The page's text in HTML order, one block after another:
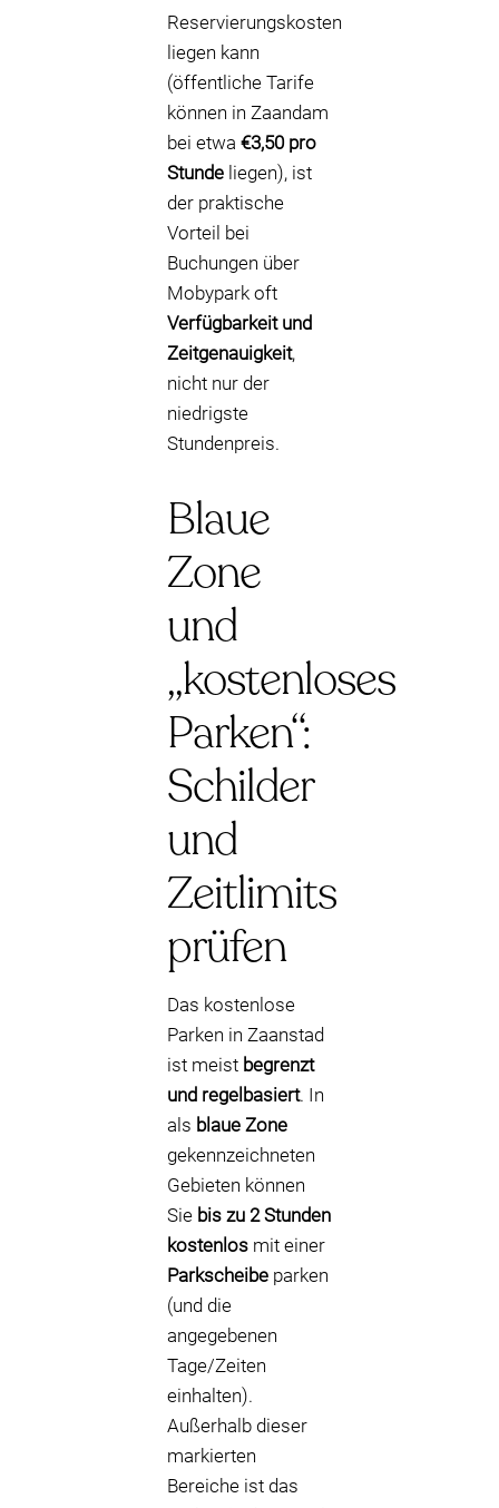
Reservierungskosten
liegen kann
(öffentliche Tarife
können in Zaandam
bei etwa €3,50 pro
Stunde liegen), ist
der praktische
Vorteil bei
Buchungen über
Mobypark oft
Verfügbarkeit und
Zeitgenauigkeit,
nicht nur der
niedrigste
Stundenpreis.
Blaue
Zone
und
„kostenloses
Parken“:
Schilder
und
Zeitlimits
prüfen
Das kostenlose
Parken in Zaanstad
ist meist begrenzt
und regelbasiert. In
als blaue Zone
gekennzeichneten
Gebieten können
Sie bis zu 2 Stunden
kostenlos mit einer
Parkscheibe parken
(und die
angegebenen
Tage/Zeiten
einhalten).
Außerhalb dieser
markierten
Bereiche ist das